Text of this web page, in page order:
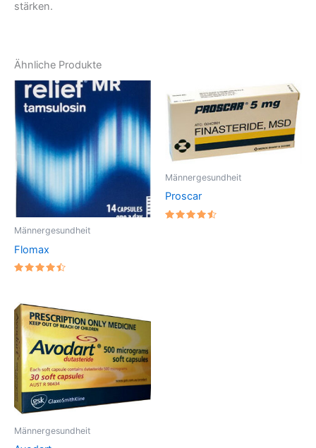
stärken.
Ähnliche Produkte
Männergesundheit
Flomax
von 5
Männergesundheit
Proscar
Männergesundheit